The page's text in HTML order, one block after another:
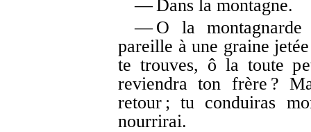
— Dans la montagne.
— O la
pareille à une graine
te trouves, ô la toute
reviendra ton frère ?
retour ; tu conduiras
nourrirai.